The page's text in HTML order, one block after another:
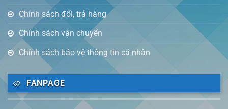
Chính sách đổi, trả hàng
Chính sách vận chuyển
Chính sách bảo vệ thông tin cá nhân
FANPAGE